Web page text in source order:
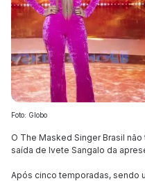
Foto: Globo
O The Masked Singer Brasil
saída de Ivete Sangalo da
Após cinco temporadas, sendo